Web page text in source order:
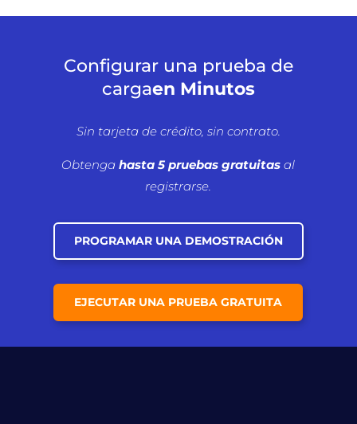
Configurar una prueba de
cargaen Minutos
Sin tarjeta de crédito, sin contrato.
Obtengahasta 5 pruebas gratuitas al
registrarse.
PROGRAMAR UNA DEMOSTRACIÓN
EJECUTAR UNA PRUEBA GRATUITA